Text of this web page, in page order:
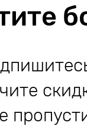
сайта и
сайта и